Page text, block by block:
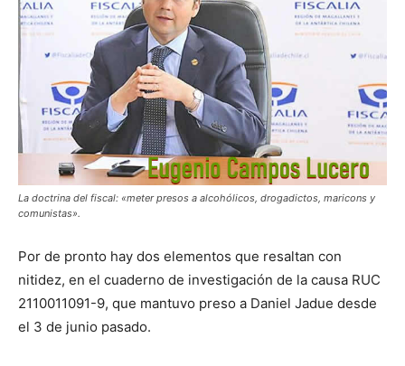
La doctrina del fiscal: «meter presos a alcohólicos, drogadictos, maricons y
comunistas».
Por de pronto hay dos elementos que resaltan con
nitidez, en el cuaderno de investigación de la causa RUC
2110011091-9, que mantuvo preso a Daniel Jadue desde
el 3 de junio pasado.